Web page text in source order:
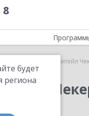
будет
региона
1C-Ритейл